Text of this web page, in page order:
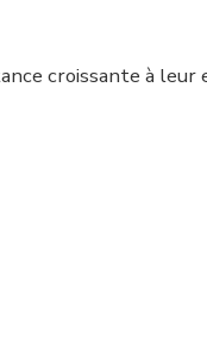
croissante à